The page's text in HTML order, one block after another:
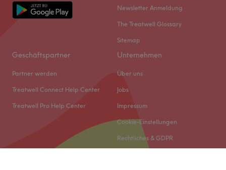
Newsletter Anmeldung
The Treatwell Glossary
Sitemap
Geschäftspartner
Partner werden
Treatwell Connect Help Center
Treatwell Pro Help Center
Unternehmen
Über uns
Jobs
Impressum
Cookie-Einstellungen
Rechtliches & GDPR